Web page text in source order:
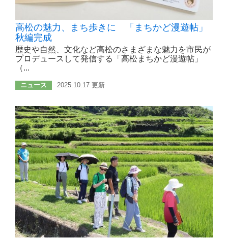
高松の魅力、まち歩きに 「まちかど漫遊帖」
秋編完成
歴史や自然、文化など高松のさまざまな魅力を市民が
プロデュースして発信する「高松まちかど漫遊帖」
（...
ニュース 2025.10.17 更新